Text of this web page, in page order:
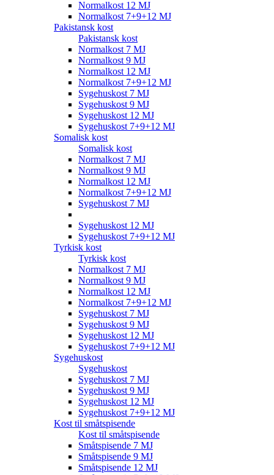
Normalkost 12 MJ
Normalkost 7+9+12 MJ
Pakistansk kost
Pakistansk kost
Normalkost 7 MJ
Normalkost 9 MJ
Normalkost 12 MJ
Normalkost 7+9+12 MJ
Sygehuskost 7 MJ
Sygehuskost 9 MJ
Sygehuskost 12 MJ
Sygehuskost 7+9+12 MJ
Somalisk kost
Somalisk kost
Normalkost 7 MJ
Normalkost 9 MJ
Normalkost 12 MJ
Normalkost 7+9+12 MJ
Sygehuskost 7 MJ
Sygehuskost 12 MJ
Sygehuskost 7+9+12 MJ
Tyrkisk kost
Tyrkisk kost
Normalkost 7 MJ
Normalkost 9 MJ
Normalkost 12 MJ
Normalkost 7+9+12 MJ
Sygehuskost 7 MJ
Sygehuskost 9 MJ
Sygehuskost 12 MJ
Sygehuskost 7+9+12 MJ
Sygehuskost
Sygehuskost
Sygehuskost 7 MJ
Sygehuskost 9 MJ
Sygehuskost 12 MJ
Sygehuskost 7+9+12 MJ
Kost til småtspisende
Kost til småtspisende
Småtspisende 7 MJ
Småtspisende 9 MJ
Småtspisende 12 MJ